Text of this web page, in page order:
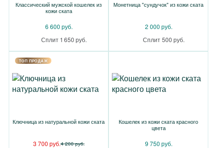
Классический мужской кошелек из
кожи ската
6 600 руб.
Сплит 1 650 руб.
Монетница "сундучок" из кожи ската
2 000 руб.
Сплит 500 руб.
TOП ПРОДАЖ
Ключница из натуральной кожи ската
3 700 руб.4 200 руб.
Кошелек из кожи ската красного
цвета
9 750 руб.